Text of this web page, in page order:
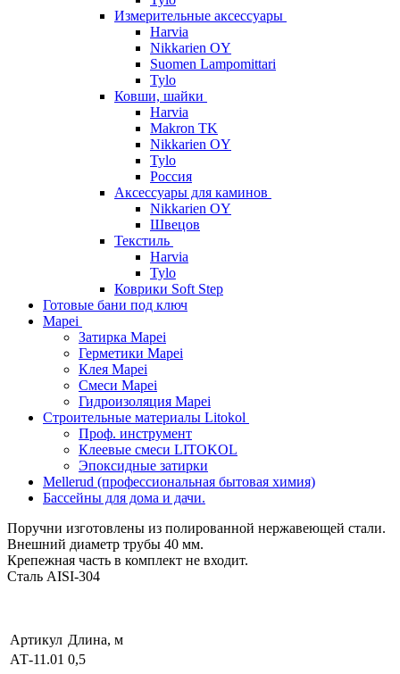
Измерительные аксессуары
Harvia
Nikkarien OY
Suomen Lampomittari
Tylo
Ковши, шайки
Harvia
Makron TK
Nikkarien OY
Tylo
Россия
Аксессуары для каминов
Nikkarien OY
Швецов
Текстиль
Harvia
Tylo
Коврики Soft Step
Готовые бани под ключ
Mapei
Затирка Mapei
Герметики Mapei
Клея Mapei
Смеси Mapei
Гидроизоляция Mapei
Строительные материалы Litokol
Проф. инструмент
Клеевые смеси LITOKOL
Эпоксидные затирки
Mellerud (профессиональная бытовая химия)
Бассейны для дома и дачи.
Поручни изготовлены из полированной нержавеющей стали.
Внешний диаметр трубы 40 мм.
Крепежная часть в комплект не входит.
Сталь AISI-304
Артикул Длина, м
АТ-11.01 0,5